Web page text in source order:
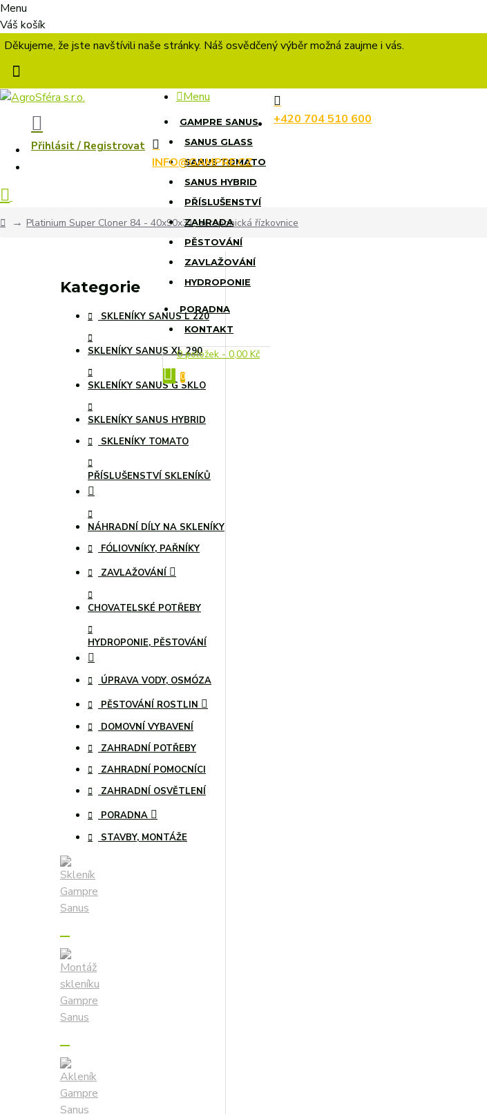
Menu
Váš košík
Děkujeme, že jste navštívili naše stránky. Náš osvědčený výběr možná zaujme i vás.
Přihlásit / Registrovat
Menu
GAMPRE SANUS
SANUS GLASS
SANUS TOMATO
SANUS HYBRID
PŘÍSLUŠENSTVÍ
ZAHRADA
PĚSTOVÁNÍ
ZAVLAŽOVÁNÍ
HYDROPONIE
PORADNA
KONTAKT
0 položek - 0,00 Kč
0
+420 704 510 600
INFO@GAMPRE.CZ
Platinium Super Cloner 84 - 40x90x31, aeroponická řízkovnice
Kategorie
SKLENÍKY SANUS L 220
SKLENÍKY SANUS XL 290
SKLENÍKY SANUS G SKLO
SKLENÍKY SANUS HYBRID
SKLENÍKY TOMATO
PŘÍSLUŠENSTVÍ SKLENÍKŮ
NÁHRADNÍ DÍLY NA SKLENÍKY
FÓLIOVNÍKY, PAŘNÍKY
ZAVLAŽOVÁNÍ
CHOVATELSKÉ POTŘEBY
HYDROPONIE, PĚSTOVÁNÍ
ÚPRAVA VODY, OSMÓZA
PĚSTOVÁNÍ ROSTLIN
DOMOVNÍ VYBAVENÍ
ZAHRADNÍ POTŘEBY
ZAHRADNÍ POMOCNÍCI
ZAHRADNÍ OSVĚTLENÍ
PORADNA
STAVBY, MONTÁŽE